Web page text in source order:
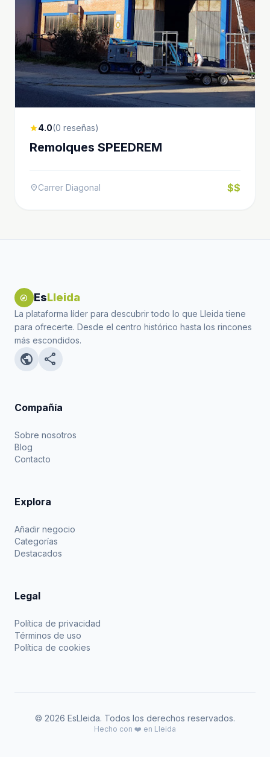
star4.0(0 reseñas)
Remolques SPEEDREM
location_onCarrer Diagonal $$
explore EsLleida
La plataforma líder para descubrir todo lo que Lleida tiene
para ofrecerte. Desde el centro histórico hasta los rincones
más escondidos.
public share
Compañía
Sobre nosotros
Blog
Contacto
Explora
Añadir negocio
Categorías
Destacados
Legal
Política de privacidad
Términos de uso
Política de cookies
© 2026 EsLleida. Todos los derechos reservados.
Hecho con ❤️ en Lleida